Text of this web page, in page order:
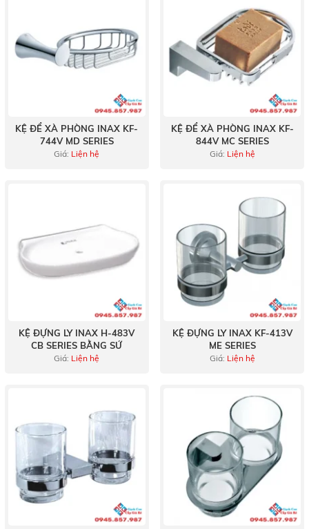
KỆ ĐỂ XÀ PHÒNG INAX KF-
744V MD SERIES
Giá: Liện hệ
KỆ ĐỂ XÀ PHÒNG INAX KF-
844V MC SERIES
Giá: Liện hệ
KỆ ĐỰNG LY INAX H-483V
CB SERIES BẰNG SỨ
Giá: Liện hệ
KỆ ĐỰNG LY INAX KF-413V
ME SERIES
Giá: Liện hệ